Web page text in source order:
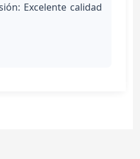
Excelente calidad